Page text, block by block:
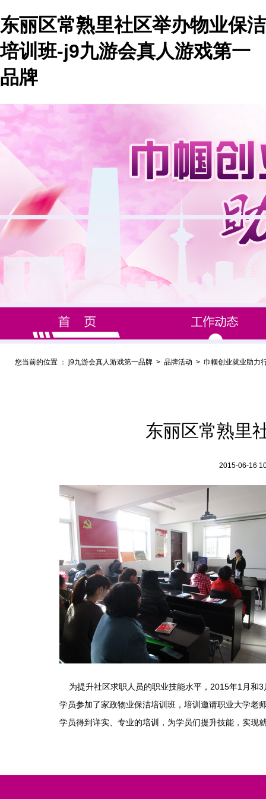
东丽区常熟里社区举办物业保洁
培训班-j9九游会真人游戏第一
品牌
您当前的位置 ： j9九游会真人游戏第一品牌 > 品牌活动 > 巾帼创业就业助力
东丽区常熟里
2015-06-
为提升社区求职人员的职业技能水平，2015年1月和
学员参加了家政物业保洁培训班，培训邀请职业大学老
学员得到详实、专业的培训，为学员们提升技能，实现